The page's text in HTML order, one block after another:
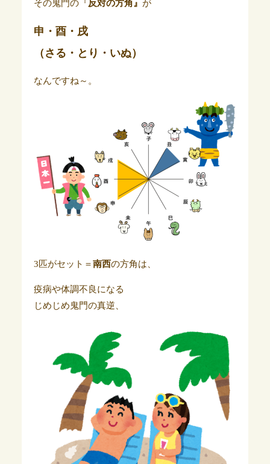
その鬼門の『反対の方角』 が
申・酉・戌
（さる・とり・いぬ）
なんですね～。
3匹がセット＝南西の方角は、
疫病や体調不良になる
じめじめ鬼門の真逆、